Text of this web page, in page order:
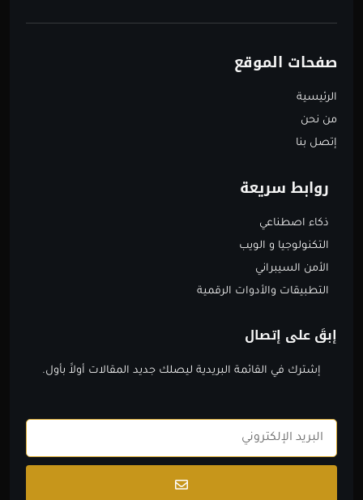
صفحات الموقع
الرئيسية
من نحن
إتصل بنا
روابط سريعة
ذكاء اصطناعي
التكنولوجيا و الويب
الأمن السيبراني
التطبيقات والأدوات الرقمية
إبقَ على إتصال
إشترك في القائمة البريدية ليصلك جديد المقالات أولاََ بأول.